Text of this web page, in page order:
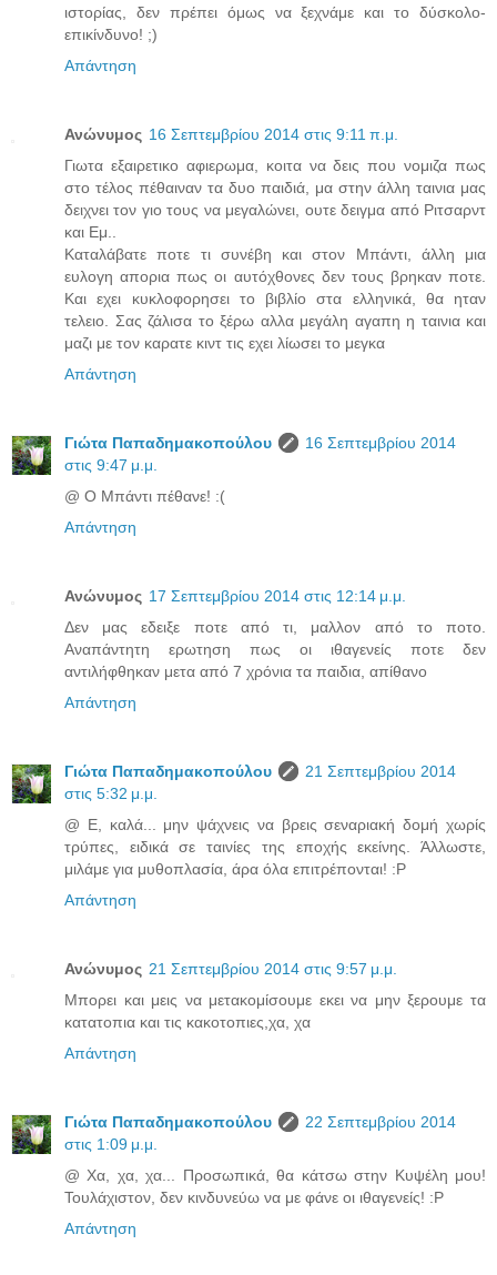
ιστορίας, δεν πρέπει όμως να ξεχνάμε και το δύσκολο-
επικίνδυνο! ;)
Απάντηση
Ανώνυμος 16 Σεπτεμβρίου 2014 στις 9:11 π.μ.
Γιωτα εξαιρετικο αφιερωμα, κοιτα να δεις που νομιζα πως
στο τέλος πέθαιναν τα δυο παιδιά, μα στην άλλη ταινια μας
δειχνει τον γιο τους να μεγαλώνει, ουτε δειγμα από Ριτσαρντ
και Εμ..
Καταλάβατε ποτε τι συνέβη και στον Μπάντι, άλλη μια
ευλογη απορια πως οι αυτόχθονες δεν τους βρηκαν ποτε.
Και εχει κυκλοφορησει το βιβλίο στα ελληνικά, θα ηταν
τελειο. Σας ζάλισα το ξέρω αλλα μεγάλη αγαπη η ταινια και
μαζι με τον καρατε κιντ τις εχει λίωσει το μεγκα
Απάντηση
Γιώτα Παπαδημακοπούλου
16 Σεπτεμβρίου 2014
στις 9:47 μ.μ.
@ Ο Μπάντι πέθανε! :(
Απάντηση
Ανώνυμος 17 Σεπτεμβρίου 2014 στις 12:14 μ.μ.
Δεν μας εδειξε ποτε από τι, μαλλον από το ποτο.
Αναπάντητη ερωτηση πως οι ιθαγενείς ποτε δεν
αντιλήφθηκαν μετα από 7 χρόνια τα παιδια, απίθανο
Απάντηση
Γιώτα Παπαδημακοπούλου
21 Σεπτεμβρίου 2014
στις 5:32 μ.μ.
@ Ε, καλά... μην ψάχνεις να βρεις σεναριακή δομή χωρίς
τρύπες, ειδικά σε ταινίες της εποχής εκείνης. Άλλωστε,
μιλάμε για μυθοπλασία, άρα όλα επιτρέπονται! :P
Απάντηση
Ανώνυμος 21 Σεπτεμβρίου 2014 στις 9:57 μ.μ.
Μπορει και μεις να μετακομίσουμε εκει να μην ξερουμε τα
κατατοπια και τις κακοτοπιες,χα, χα
Απάντηση
Γιώτα Παπαδημακοπούλου
22 Σεπτεμβρίου 2014
στις 1:09 μ.μ.
@ Χα, χα, χα... Προσωπικά, θα κάτσω στην Κυψέλη μου!
Τουλάχιστον, δεν κινδυνεύω να με φάνε οι ιθαγενείς! :P
Απάντηση